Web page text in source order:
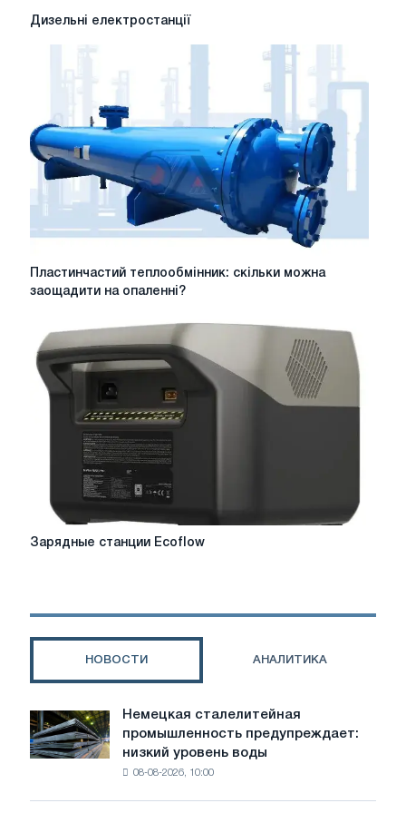
Дизельні
Дизельні електростанції
Пластинчастий
заощадити
на
опаленні?
Пластинчастий теплообмінник: скільки можна
заощадити на опаленні?
Зарядные
станции
Зарядные станции Ecoflow
НОВОСТИ АНАЛИТИКА
Немецкая
сталелитейная
промышленность
предупреждает:
Немецкая сталелитейная
промышленность предупреждает:
низкий уровень воды
08-08-2026, 10:00